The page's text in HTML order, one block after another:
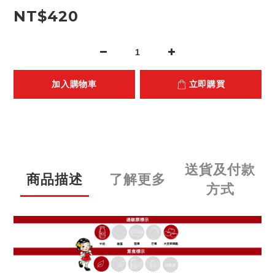
NT$420
加入購物車 立即購買
商品描述 了解更多
送貨及付款
方式